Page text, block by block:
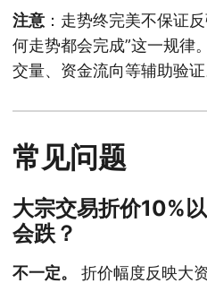
注意 ：走势终完美不保证
何走势都会完成”这一规律
交量、资金流向等辅助验证
常见问题
大宗交易折价10%
会跌？
不一定。
折价幅度反映大